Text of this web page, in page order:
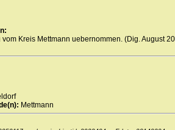
Kreis Mettmann uebernommen. (Dig. August
Mettmann